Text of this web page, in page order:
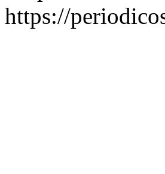
https://